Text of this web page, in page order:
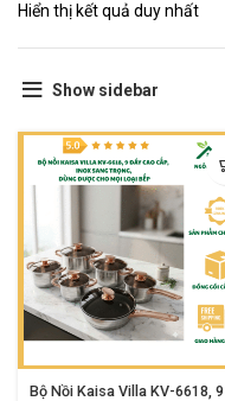
Hiển thị kết quả duy nhất
Show sidebar
Bộ Nồi Kaisa Villa KV-6618, 9